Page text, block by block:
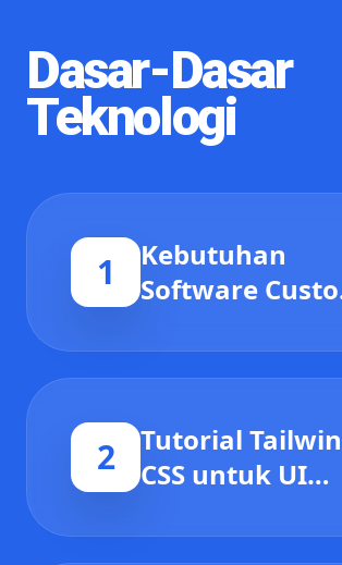
Dasar-Dasar
Teknologi
1
Kebutuhan
Software
Medan &
2
Tutorial
CSS untuk UI